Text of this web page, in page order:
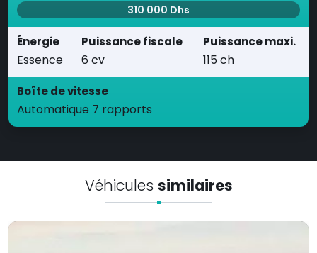
310 000 Dhs
Énergie
Essence
Puissance fiscale
6 cv
Puissance maxi.
115 ch
Boîte de vitesse
Automatique 7 rapports
Véhicules similaires